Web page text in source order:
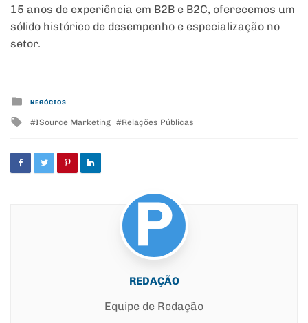
15 anos de experiência em B2B e B2C, oferecemos um
sólido histórico de desempenho e especialização no
setor.
Posted
in
NEGÓCIOS
Tagged
ISource Marketing Relações Públicas
REDAÇÃO
Equipe de Redação